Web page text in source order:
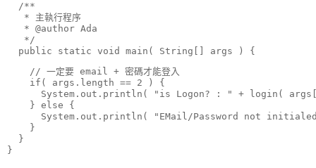
  /**
   * 主執行程序
   * @author Ada
   */
public
static void main( String [] args ) {
    // 一定要 email + 密碼才能登入
if ( args.length == 2 ) {
System .out.println( "is Logon? : "
+ login(
    }
else {
System .out.println(
"EMail/Password not
    }
  }
}